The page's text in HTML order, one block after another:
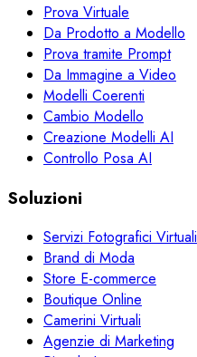
Prova Virtuale
Da Prodotto a Modello
Prova tramite Prompt
Da Immagine a Video
Modelli Coerenti
Cambio Modello
Creazione Modelli AI
Controllo Posa AI
Soluzioni
Servizi Fotografici Virtuali
Brand di Moda
Store E-commerce
Boutique Online
Camerini Virtuali
Agenzie di Marketing